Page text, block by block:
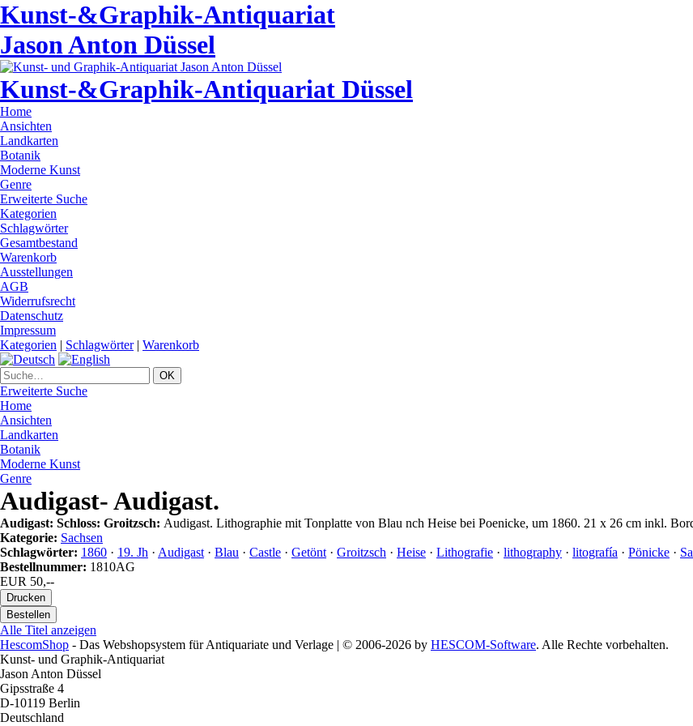
Kunst-&Graphik-Antiquariat
Jason Anton Düssel
Kunst-&Graphik-Antiquariat Düssel
Home
Ansichten
Landkarten
Botanik
Moderne Kunst
Genre
Erweiterte Suche
Kategorien
Schlagwörter
Gesamtbestand
Warenkorb
Ausstellungen
AGB
Widerrufsrecht
Datenschutz
Impressum
Kategorien | Schlagwörter| Warenkorb
Erweiterte Suche
Home
Ansichten
Landkarten
Botanik
Moderne Kunst
Genre
Audigast- Audigast.
Audigast: Schloss: Groitzsch: Audigast. Lithographie mit Tonplatte von Blau nch Heise bei Poenicke, um 1860. 21 x 26 cm inkl.
Kategorie: Sachsen
Schlagwörter: 1860 · 19. Jh · Audigast · Blau · Castle · Getönt · Groitzsch · Heise · Lithografie · lithography · litografía · Pönicke ·
Bestellnummer: 1810AG
EUR 50,--
Alle Titel anzeigen
HescomShop - Das Webshopsystem für Antiquariate und Verlage | © 2006-2026 by HESCOM-Software. Alle Rechte vorbehalten.
Kunst- und Graphik-Antiquariat
Jason Anton Düssel
Gipsstraße 4
D-10119 Berlin
Deutschland